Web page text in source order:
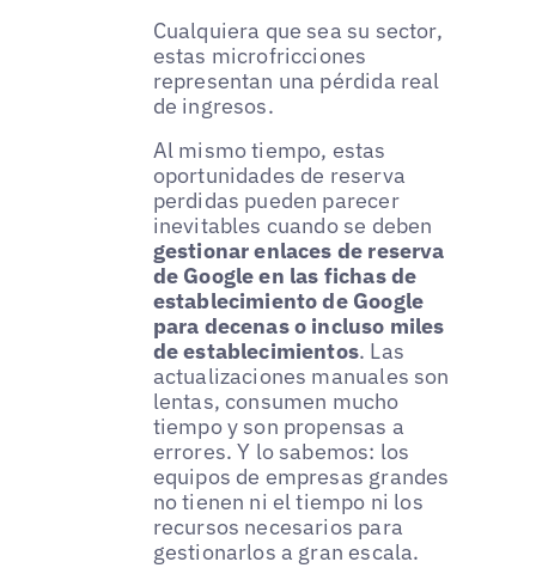
Cualquiera que sea su sector,
estas microfricciones
representan una pérdida real
de ingresos.
Al mismo tiempo, estas
oportunidades de reserva
perdidas pueden parecer
inevitables cuando se deben
gestionar enlaces de reserva
de Google en las fichas de
establecimiento de Google
para decenas o incluso miles
de establecimientos. Las
actualizaciones manuales son
lentas, consumen mucho
tiempo y son propensas a
errores. Y lo sabemos: los
equipos de empresas grandes
no tienen ni el tiempo ni los
recursos necesarios para
gestionarlos a gran escala.